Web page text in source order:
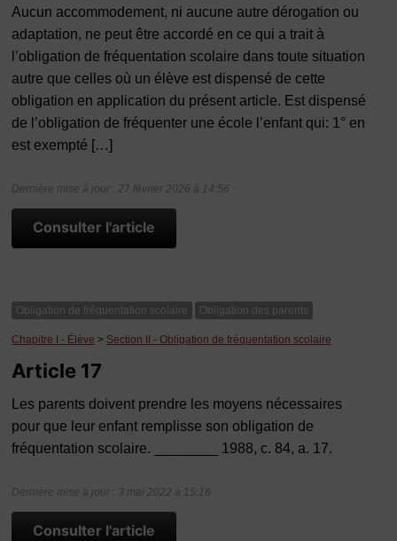
Aucun accommodement, ni aucune autre dérogation ou
adaptation, ne peut être accordé en ce qui a trait à
l’obligation de fréquentation scolaire dans toute situation
autre que celles où un élève est dispensé de cette
obligation en application du présent article. Est dispensé
de l’obligation de fréquenter une école l’enfant qui: 1° en
est exempté […]
Dernière mise à jour : 27 février 2026 à 14:56
Consulter l'article
Obligation de fréquentation scolaire Obligation des parents
Chapitre I - Élève > Section II - Obligation de fréquentation scolaire
Article 17
Les parents doivent prendre les moyens nécessaires
pour que leur enfant remplisse son obligation de
fréquentation scolaire. ________ 1988, c. 84, a. 17.
Dernière mise à jour : 3 mai 2022 à 15:16
Consulter l'article